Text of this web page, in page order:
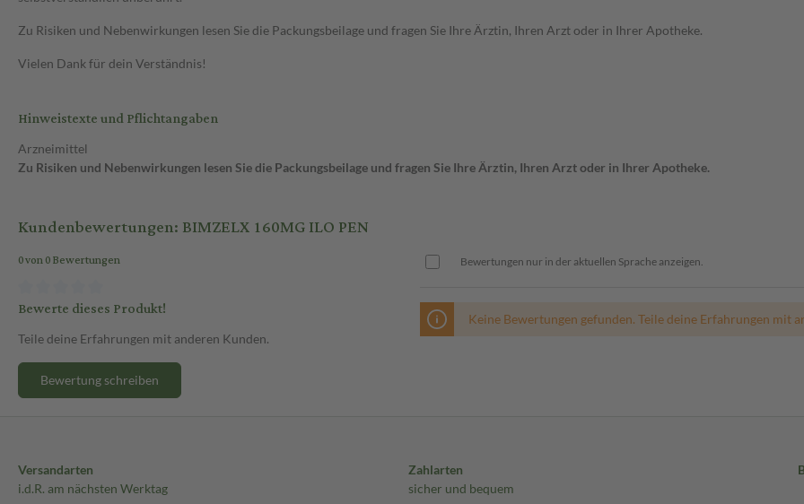
Zu Risiken und Nebenwirkungen lesen Sie die Packungsbeilage und fragen Sie Ihre Ärztin, Ihren Arzt oder in Ihrer Apotheke.
Vielen Dank für dein Verständnis!
Hinweistexte und Pflichtangaben
Arzneimittel
Zu Risiken und Nebenwirkungen lesen Sie die Packungsbeilage und fragen Sie Ihre Ärztin, Ihren Arzt oder in Ihrer Apotheke.
Kundenbewertungen: BIMZELX 160MG ILO PEN
0 von 0 Bewertungen
Bewerte dieses Produkt!
Teile deine Erfahrungen mit anderen Kunden.
Bewertung schreiben
Bewertungen nur in der aktuellen Sprache anzeigen.
Keine Bewertungen gefunden. Teile deine Erfahrungen mit
Versandarten
i.d.R. am nächsten Werktag
Zahlarten
sicher und bequem